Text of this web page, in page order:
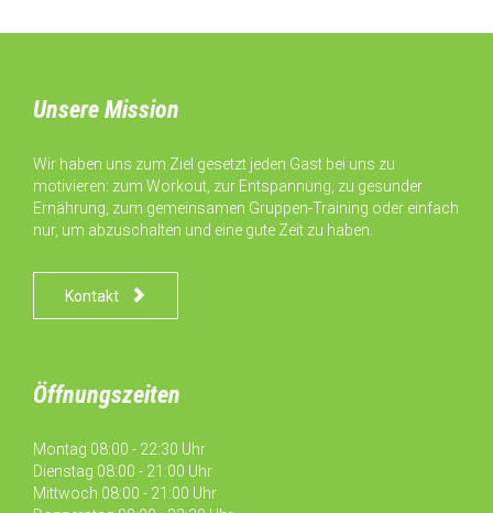
Unsere Mission
Wir haben uns zum Ziel gesetzt jeden Gast bei uns zu
motivieren: zum Workout, zur Entspannung, zu gesunder
Ernährung, zum gemeinsamen Gruppen-Training oder einfach
nur, um abzuschalten und eine gute Zeit zu haben.
Kontakt 
Öffnungszeiten
Montag 08:00 - 22:30 Uhr
Dienstag 08:00 - 21:00 Uhr
Mittwoch 08:00 - 21:00 Uhr